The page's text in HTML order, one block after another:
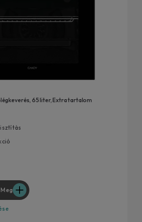
65 liter, Extra tartalom